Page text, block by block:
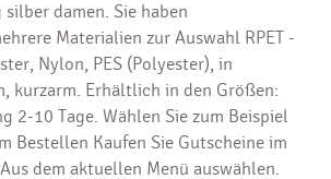
damen. Sie haben
Materialien zur Auswahl RPET -
Nylon, PES (Polyester), in
kurzarm. Erhältlich in den Größen:
2-10 Tage. Wählen Sie zum Beispiel
Bestellen Kaufen Sie Gutscheine im
dem aktuellen Menü auswählen.